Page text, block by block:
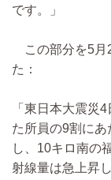
です。」
この部分を5月
た：
「東日本大震災
た所員の9割に
し、10キロ南の
射線量は急上昇